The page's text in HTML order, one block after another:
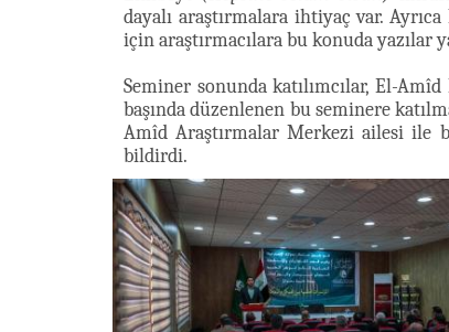
dayalı araştırmalara ihtiyaç var.
için araştırmacılara bu konuda yazılar
Seminer sonunda katılımcılar, El-Amîd
başında düzenlenen bu seminere
Amîd Araştırmalar Merkezi ailesi ile
bildirdi.